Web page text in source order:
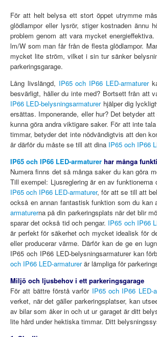
För att helt belysa ett stort öppet utrymme
glödlampor eller lysrör, stiger kostnaden ännu
problem genom att vara mycket
lm/W som man får från de flesta glödlampor.
mycket lite ström, vilket i sin tur sänker
parkeringsgarage.
Lång livslängd, IP65 och IP66 LED-armaturer
besvärligt, håller du inte med? Bortsett från att
IP66 LED-belysningsarmaturerhjälper dig
ersättas. Imponerande, eller hur? Det betyder
kunna göra andra viktigare saker. För att inte
timmar, betyder det inte nödvändigtvis att den
är därför du måste se till att dina IP65 och IP66
IP65 och IP66 LED-armaturer har många
Numera finns det så många saker du kan göra
Till exempel: Ljusreglering är en av
IP65 och IP66 LED-armaturer, för att se till att
också en annan fantastisk funktion som du
armaturerna på din parkeringsplats när det blir
sparar det också tid och pengar. IP65 och IP66
är perfekt för säkerhet och mycket idealisk för
eller producerar värme. Därför kan de ge en
IP65 och IP66 LED-belysningsarmaturer kan
och IP66 LED-armaturerär lämpliga för
Miljö och ljusbehov i ett parkeringsgarage
För att bättre förstå varför IP65 och IP66 LED-
verket, när det gäller parkeringsplatser, kan
av bilar som åker in och ut ur garaget är ditt
lite hård under hektiska timmar. Ditt